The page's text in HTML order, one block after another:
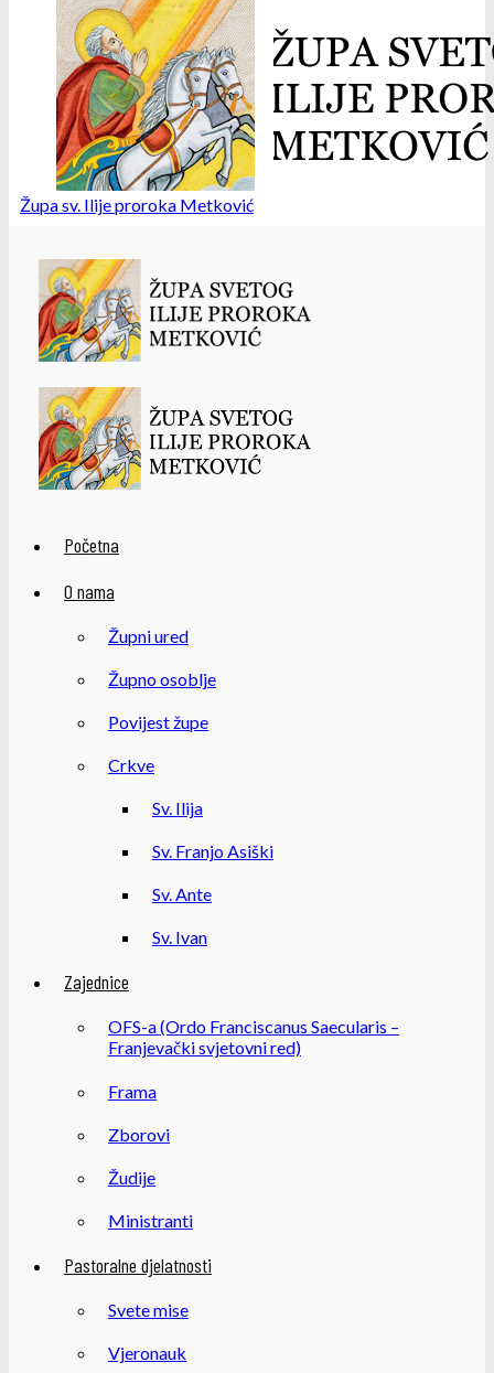
Župa sv. Ilije proroka Metković
Početna
O nama
Župni ured
Župno osoblje
Povijest župe
Crkve
Sv. Ilija
Sv. Franjo Asiški
Sv. Ante
Sv. Ivan
Zajednice
OFS-a (Ordo Franciscanus Saecularis –
Franjevački svjetovni red)
Frama
Zborovi
Žudije
Ministranti
Pastoralne djelatnosti
Svete mise
Vjeronauk